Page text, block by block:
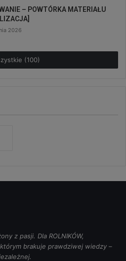
– POWTÓRKA MATERIAŁU
2026
(100)
z pasji. Dla ROLNIKÓW,
którym brakuje prawdziwej wiedzy –